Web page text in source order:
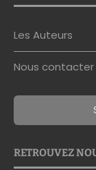
Les Auteurs
Nous contacter
RETROUVEZ